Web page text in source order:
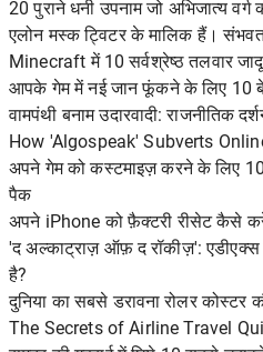
20 पुराने धनी उपनाम जो अभिजात्य
एलोन मस्क ट्विटर के मालिक हैं।
Minecraft में 10 सर्वश्रेष्ठ तलवार जादू
आपके गेम में नई जान फूंकने के लिए 10
वामपंथी बनाम उदारवादी: राजनीतिक
How 'Algospeak' Subverts
अपने गेम को कस्टमाइज़ करने के लिए
पैक
अपने iPhone को फ़ैक्टरी रीसेट कैसे
'द अल्काट्राज़ ऑफ़ द रॉकीज़': एडीएक्स
है?
दुनिया का सबसे डरावना रोलर कोस्टर
The Secrets of Airline Travel